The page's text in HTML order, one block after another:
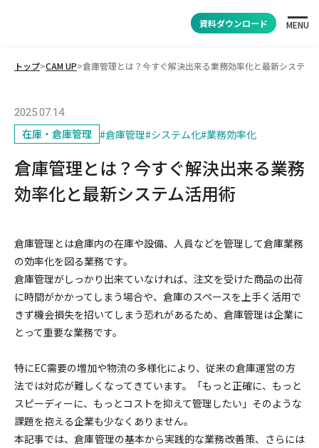
資料ダウンロード MENU
トップ>CAM UP>倉庫管理とは？今すぐ解決出来る業務効率化と最新システム
2025.07.14
在庫・倉庫管理 #倉庫管理#システム化#業務効率化
倉庫管理とは？今すぐ解決出来る業務
効率化と最新システム活用術
倉庫管理とは倉庫内の在庫や設備、人員などを管理して倉庫業務
の効率化を図る業務です。
倉庫管理がしっかり出来ていなければ、注文を受けた商品の出荷
に時間がかかってしまう場合や、倉庫のスペースを上手く活用で
きず機会損失を招いてしまう恐れがあるため、倉庫管理は企業に
とって重要な業務です。
特にEC需要の増加や物流の多様化により、従来の倉庫運営の方
法では対応が難しくなってきています。「もっと正確に、もっと
スピーディーに、もっとコストを抑えて管理したい」そのような
課題を抱える企業も少なくありません。
本記事では、倉庫管理の基本から実践的な業務改善策、さらには